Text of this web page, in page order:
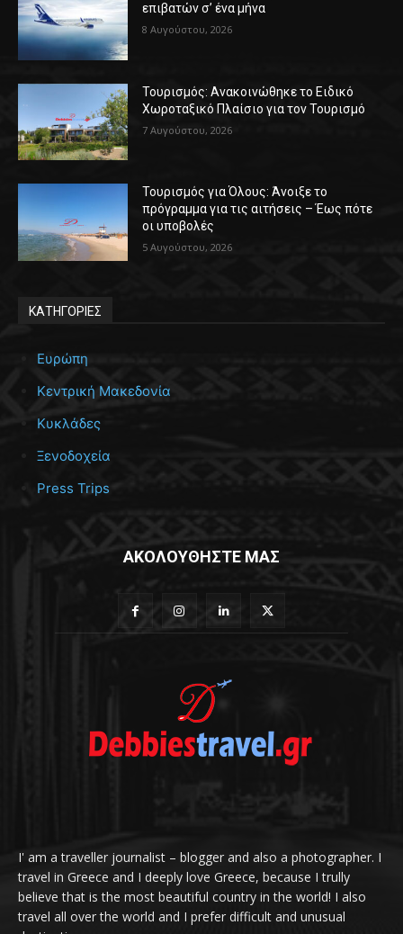
επιβατών σ’ ένα μήνα
8 Αυγούστου, 2026
Τουρισμός: Ανακοινώθηκε το Ειδικό
Χωροταξικό Πλαίσιο για τον Τουρισμό
7 Αυγούστου, 2026
Τουρισμός για Όλους: Άνοιξε το
πρόγραμμα για τις αιτήσεις – Έως πότε
οι υποβολές
5 Αυγούστου, 2026
ΚΑΤΗΓΟΡΙΕΣ
Ευρώπη
Κεντρική Μακεδονία
Κυκλάδες
Ξενοδοχεία
Press Trips
ΑΚΟΛΟΥΘΗΣΤΕ ΜΑΣ
I' am a traveller journalist – blogger and also a photographer. I
travel in Greece and I deeply love Greece, because I trully
believe that is the most beautiful country in the world! I also
travel all over the world and I prefer difficult and unusual